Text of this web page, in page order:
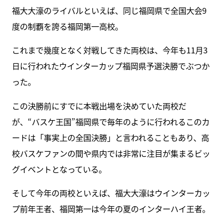
福大大濠のライバルといえば、同じ福岡県で全国大会9
度の制覇を誇る福岡第一高校。
これまで幾度となく対戦してきた両校は、今年も11月3
日に行われたウインターカップ福岡県予選決勝でぶつか
った。
この決勝前にすでに本戦出場を決めていた両校だ
が、“バスケ王国”福岡県で毎年のように行われるこのカ
ードは「事実上の全国決勝」と言われることもあり、高
校バスケファンの間や県内では非常に注目が集まるビッ
グイベントとなっている。
そして今年の両校といえば、福大大濠はウインターカッ
プ前年王者、福岡第一は今年の夏のインターハイ王者。